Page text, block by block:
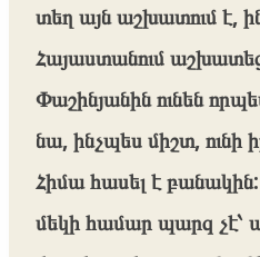
տեղ այն աշխատում է,
Հայաստանում
Փաշինյանին ունեն
նա, ինչպես միշտ, ունի
Հիմա հասել է
մեկի համար պարզ չէ՝